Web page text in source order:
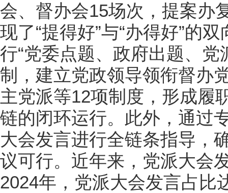
会、督办会15场次，提案办
现了“提得好”与“办得好”的
行“党委点题、政府出题、
制，建立党政领导领衔督办
主党派等12项制度，形成履
链的闭环运行。此外，通过
大会发言进行全链条指导，
议可行。近年来，党派大会
2024年，党派大会发言占比